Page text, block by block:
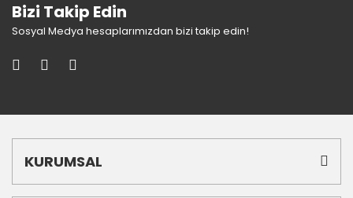
Bizi Takip Edin
Sosyal Medya hesaplarımızdan bizi takip edin!
KURUMSAL